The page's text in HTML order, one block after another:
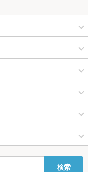
いません。ご了承ください◎
ません。ご了承ください◎
検索